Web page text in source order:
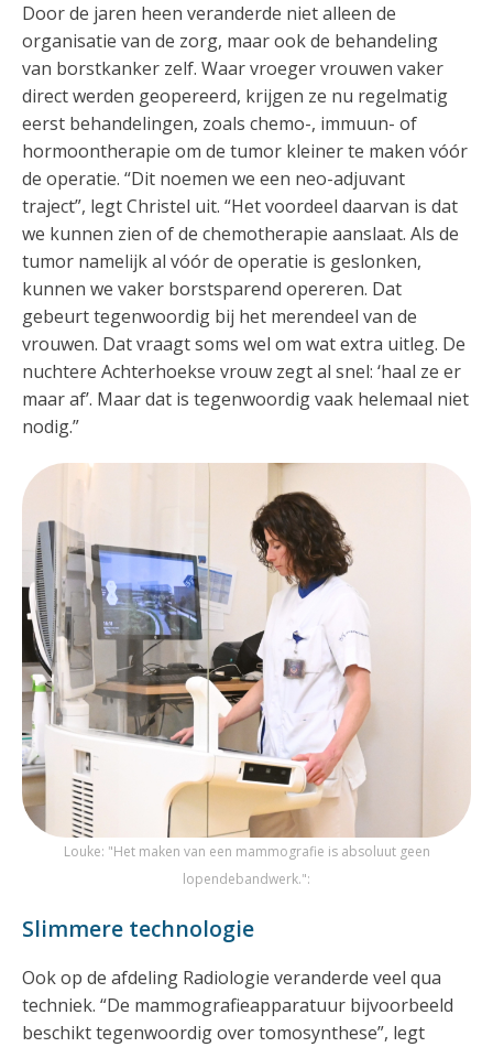
Door de jaren heen veranderde niet alleen de
organisatie van de zorg, maar ook de behandeling
van borstkanker zelf. Waar vroeger vrouwen vaker
direct werden geopereerd, krijgen ze nu regelmatig
eerst behandelingen, zoals chemo-, immuun- of
hormoontherapie om de tumor kleiner te maken vóór
de operatie. “Dit noemen we een neo-adjuvant
traject”, legt Christel uit. “Het voordeel daarvan is dat
we kunnen zien of de chemotherapie aanslaat. Als de
tumor namelijk al vóór de operatie is geslonken,
kunnen we vaker borstsparend opereren. Dat
gebeurt tegenwoordig bij het merendeel van de
vrouwen. Dat vraagt soms wel om wat extra uitleg. De
nuchtere Achterhoekse vrouw zegt al snel: ‘haal ze er
maar af’. Maar dat is tegenwoordig vaak helemaal niet
nodig.”
Louke: "Het maken van een mammografie is absoluut geen
lopendebandwerk.":
Slimmere technologie
Ook op de afdeling Radiologie veranderde veel qua
techniek. “De mammografieapparatuur bijvoorbeeld
beschikt tegenwoordig over tomosynthese”, legt